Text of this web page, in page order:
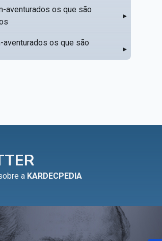
aventurados os que são
▸
os que são
▸
▸
da caridade não há salvação
perfeitos ▸
a KARDECPEDIA